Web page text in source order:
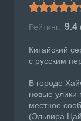
Рейтинг: 9.4
Китайский
с русским
В городе
новые улики
местное
(Эльвира